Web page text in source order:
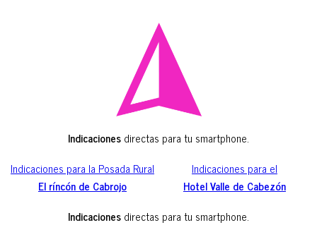
Indicaciones directas para tu smartphone.
Indicaciones para la Posada Rural
El ríncón de Cabrojo
Indicaciones para el
Hotel Valle de Cabezón
Indicaciones directas para tu smartphone.